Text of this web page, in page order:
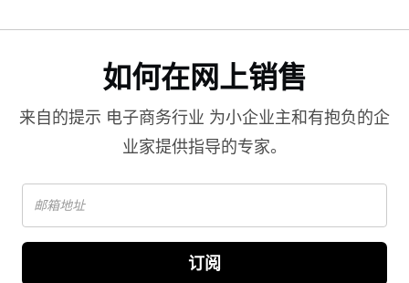
如何在网上销售
来自的提示 电子商务行业 为小企业主和有抱负的企
业家提供指导的专家。
订阅